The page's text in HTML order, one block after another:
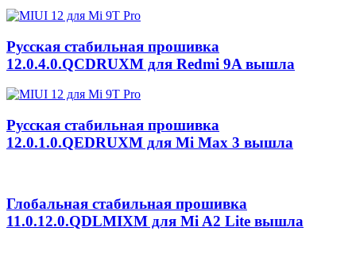
Русская стабильная прошивка
12.0.4.0.QCDRUXM для Redmi 9A вышла
Русская стабильная прошивка
12.0.1.0.QEDRUXM для Mi Max 3 вышла
Глобальная стабильная прошивка
11.0.12.0.QDLMIXM для Mi A2 Lite вышла